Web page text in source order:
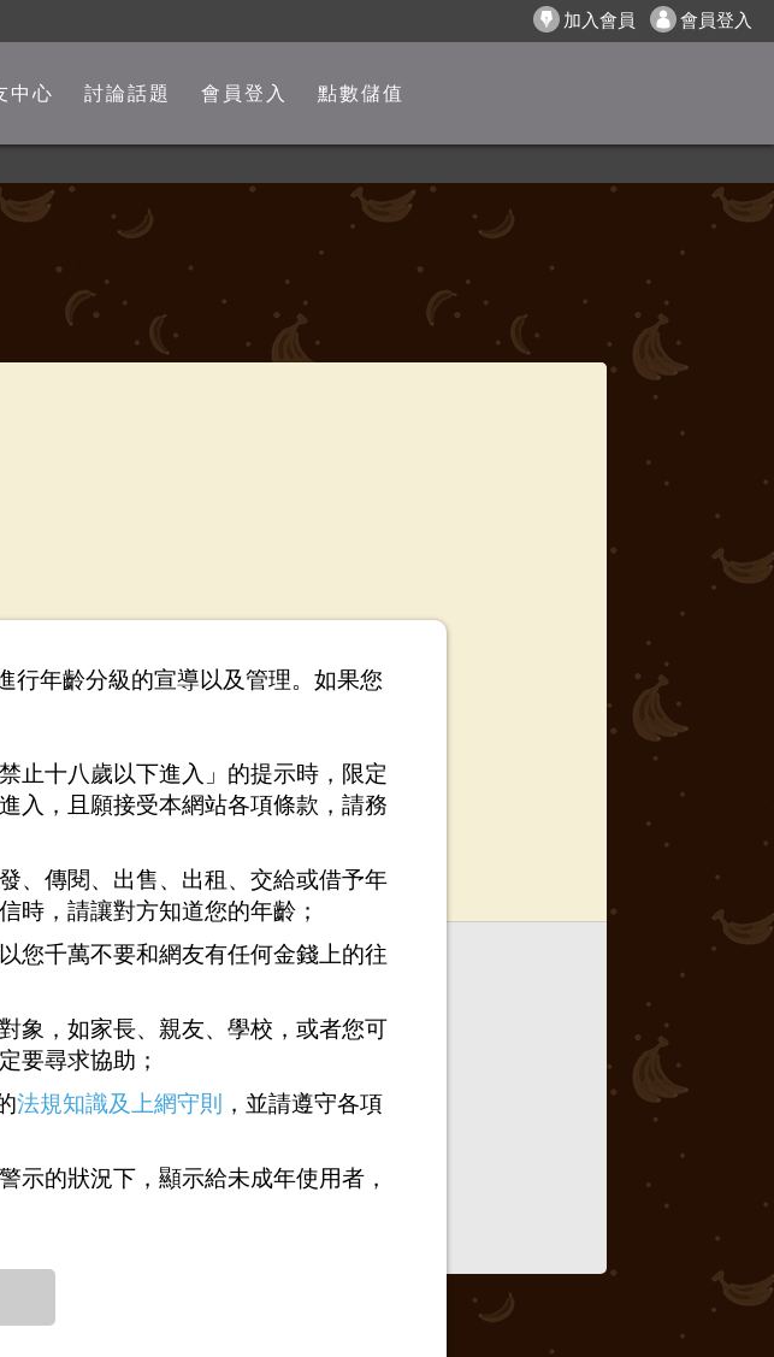
加入會員 會員登入
中心
友中心
年交友中心
討論話題
嘴砲是非館
心情分享館
時事觀點
彩虹政治版
會員登入 點數儲值
連射多次，高潮感難忘
行年齡分級的宣導以及管理。如果您
止十八歲以下進入」的提示時，限定
入，且願接受本網站各項條款，請務
、傳閱、出售、出租、交給或借予年
時，請讓對方知道您的年齡；
您千萬不要和網友有任何金錢上的往
象，如家長、親友、學校，或者您可
要尋求協助；
法規知識及上網守則
，並請遵守各項
示的狀況下，顯示給未成年使用者，